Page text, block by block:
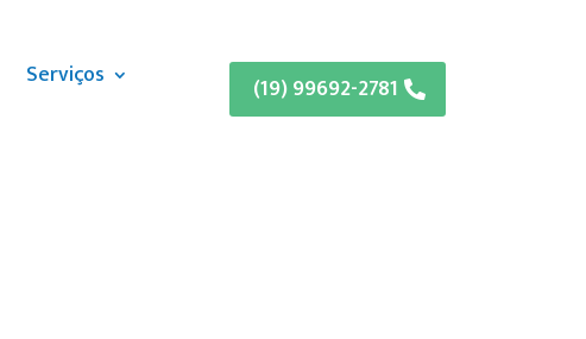
Serviços (19) 99692-2781